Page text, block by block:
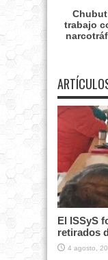
trabajo
El ISSyS
retirados
4 agosto,